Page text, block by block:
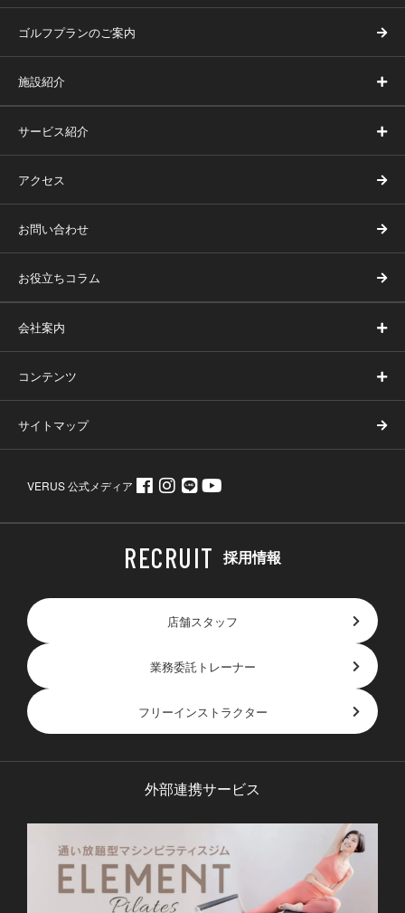
ゴルフプランのご案内
施設紹介
サービス紹介
アクセス
お問い合わせ
お役立ちコラム
会社案内
コンテンツ
サイトマップ
VERUS 公式メディア
採用情報
店舗スタッフ
業務委託トレーナー
フリーインストラクター
外部連携サービス